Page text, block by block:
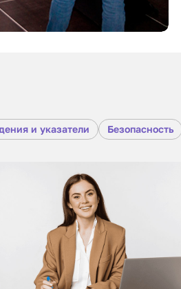
и указатели Безопасность